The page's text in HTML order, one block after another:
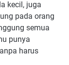
kecil, juga
pada orang
semua
punya
harus